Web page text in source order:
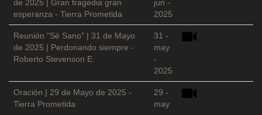
de 2025 | Gran tragedia gran
esperanza - Tierra Prometida
jun -
2025
Reunión "Sé Sano" | 31 de Mayo
de 2025 | Perdonando siempre -
Roberto Stevenson E.
31 -
may
-
2025
Oración | 29 de Mayo de 2025 -
Tierra Prometida
29 -
may